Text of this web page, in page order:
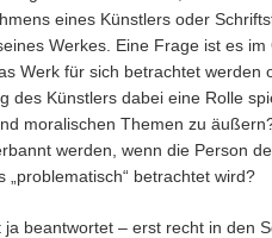
eines Künstlers oder
Werkes. Eine Frage ist es
Werk für sich betrachtet werden
des Künstlers dabei eine Rolle
moralischen Themen zu
werden, wenn die Person
betrachtet wird?
beantwortet – erst recht in den